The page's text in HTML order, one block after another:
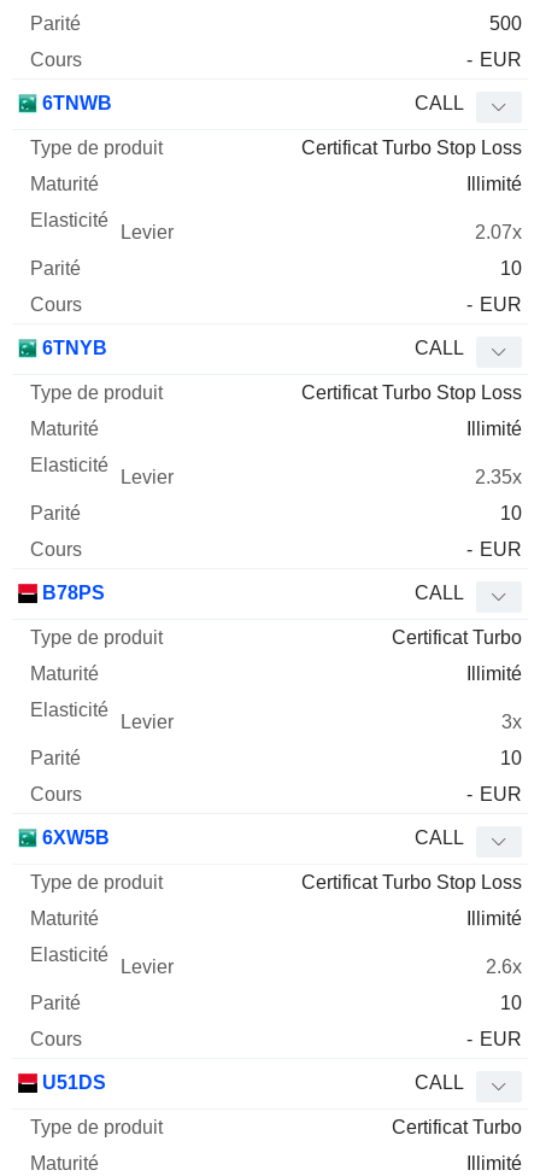
500
- EUR
6TNWB CALL
Certificat Turbo Stop Loss
Illimité
2.07x
10
- EUR
6TNYB CALL
Certificat Turbo Stop Loss
Illimité
2.35x
10
- EUR
B78PS CALL
Certificat Turbo
Illimité
3x
10
- EUR
6XW5B CALL
Certificat Turbo Stop Loss
Illimité
2.6x
10
- EUR
U51DS CALL
Certificat Turbo
Illimité